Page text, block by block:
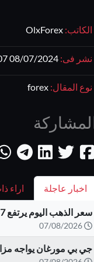
الكاتب: OlxForex
نشر فى: 08/07/2024 12:07 PM
نوع المقال: forex
اخبار عاجلة اراء
سعر الذهب اليوم يرتفع 7% أسبوعيًا ويتجه لأفضل أداء منذ يناير
07/08/2026
جي بي مورغان يواجه